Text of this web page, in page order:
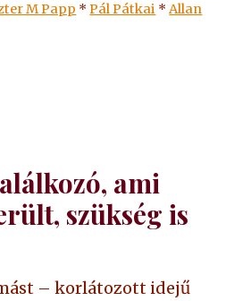
M Papp *Pál Pátkai *Allan
ami
szükség is
– korlátozott idejű